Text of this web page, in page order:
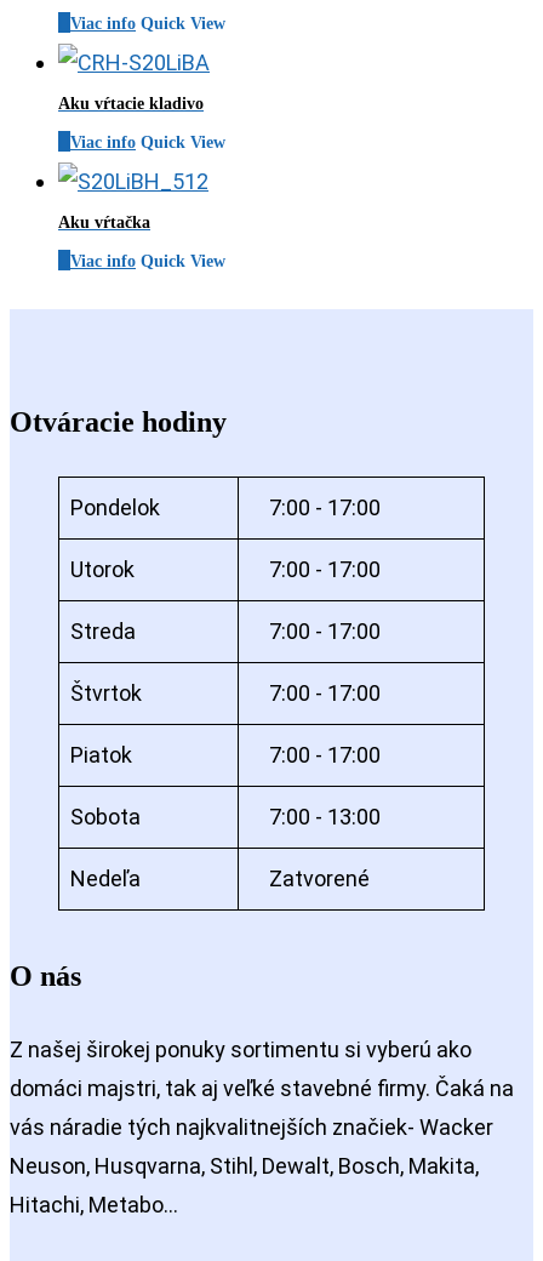
Viac info Quick View
Aku vŕtacie kladivo
Viac info Quick View
Aku vŕtačka
Viac info Quick View
Otváracie hodiny
Pondelok 7:00 - 17:00
Utorok 7:00 - 17:00
Streda 7:00 - 17:00
Štvrtok 7:00 - 17:00
Piatok 7:00 - 17:00
Sobota 7:00 - 13:00
Nedeľa Zatvorené
O nás
Z našej širokej ponuky sortimentu si vyberú ako
domáci majstri, tak aj veľké stavebné firmy. Čaká na
vás náradie tých najkvalitnejších značiek- Wacker
Neuson, Husqvarna, Stihl, Dewalt, Bosch, Makita,
Hitachi, Metabo…